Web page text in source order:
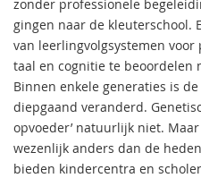
zonder professionele
gingen naar de kleuterschool.
van leerlingvolgsystemen
taal en cognitie te beoordelen
Binnen enkele generaties is
diepgaand veranderd.
opvoeder’ natuurlijk niet.
wezenlijk anders dan de
bieden kindercentra en